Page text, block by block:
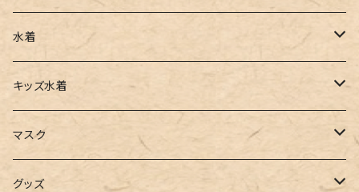
チュニック
タンクトップ
キャミソール
インナー
カーゴパンツ
サロペット
ガウチョ
レギンス
オールインワン
サンダル
スニーカー
フラットシューズ
レインシューズ
ショルダー
バックパック
カゴバッグ
エコバッグ
その他
水着
ワンピース
ビキニ
ワンショルダー
キッズ水着
女の子
男の子
マスク
アクセサリー
グッズ